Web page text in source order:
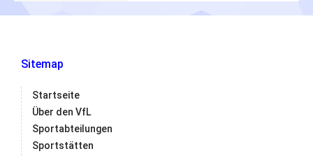
Sitemap
Startseite
Über den VfL
Sportabteilungen
Sportstätten